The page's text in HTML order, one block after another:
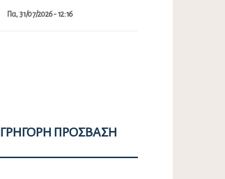
Πα, 31/07/2026 - 12:16
ΓΡΉΓΟΡΗ ΠΡΌΣΒΑΣΗ